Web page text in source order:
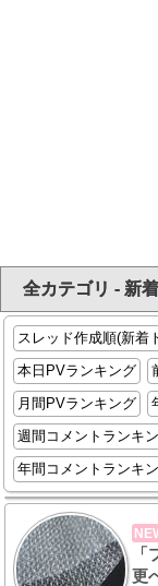
全カテゴリ - 新
スレッド作成順(新着
本日PVランキング
月間PVランキング
週間コメントランキ
年間コメントランキ
更